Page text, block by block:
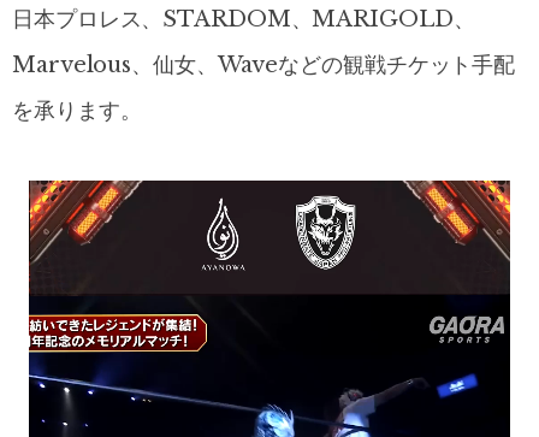
日本プロレス、STARDOM、MARIGOLD、
Marvelous、仙女、Waveなどの観戦チケット手配
を承ります。